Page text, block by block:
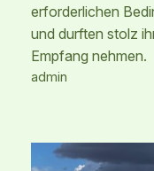
erforderlichen
und durften stolz
Empfang nehmen.
admin